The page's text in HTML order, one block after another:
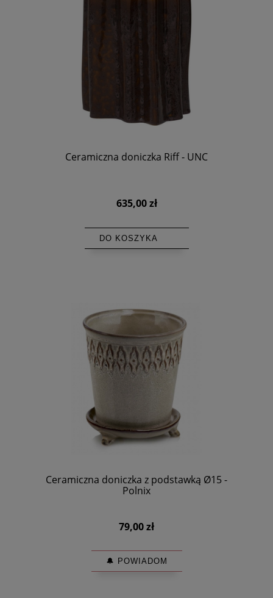
Ceramiczna doniczka Riff - UNC
635,00 zł
DO KOSZYKA
Ceramiczna doniczka z podstawką Ø15 -
Polnix
79,00 zł
🔔 POWIADOM